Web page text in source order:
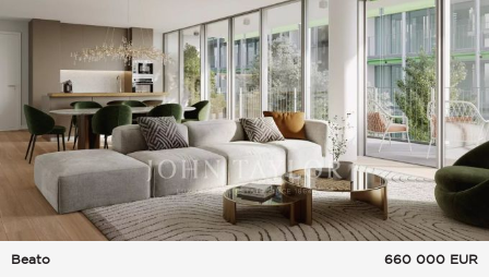
Beato
660 000 EUR